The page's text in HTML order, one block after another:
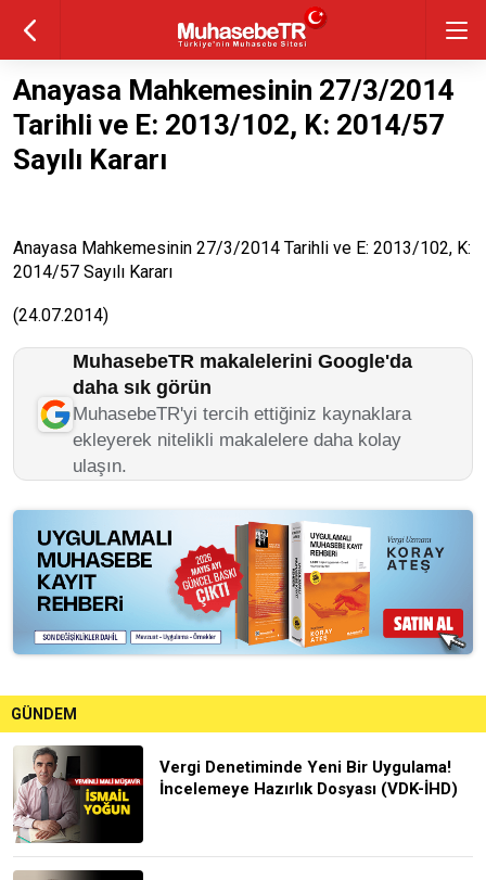
Anayasa Mahkemesinin 27/3/2014
Tarihli ve E: 2013/102, K: 2014/57
Sayılı Kararı
Anayasa Mahkemesinin 27/3/2014 Tarihli ve E: 2013/102, K:
2014/57 Sayılı Kararı
(24.07.2014)
MuhasebeTR makalelerini Google'da
daha sık görün
MuhasebeTR'yi tercih ettiğiniz kaynaklara
ekleyerek nitelikli makalelere daha kolay
ulaşın.
GÜNDEM
Vergi Denetiminde Yeni Bir Uygulama!
İncelemeye Hazırlık Dosyası (VDK-İHD)